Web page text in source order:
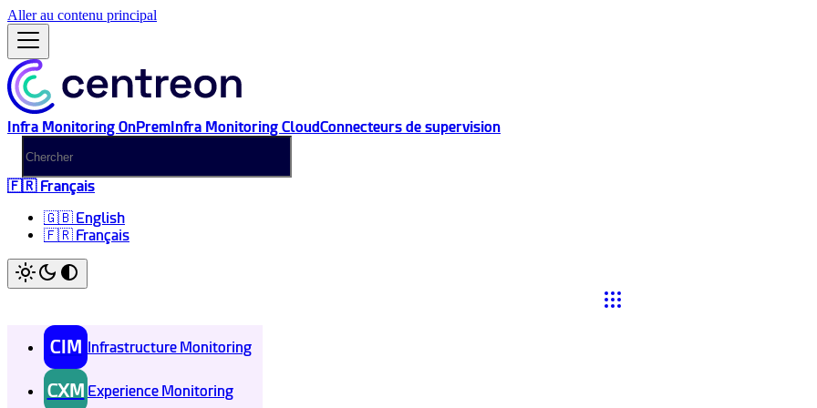
Aller au contenu principal
Infra Monitoring OnPremInfra Monitoring CloudConnecteurs de supervision
🇫🇷 Français
🇬🇧 English
🇫🇷 Français
CIM Infrastructure Monitoring
CXM Experience Monitoring